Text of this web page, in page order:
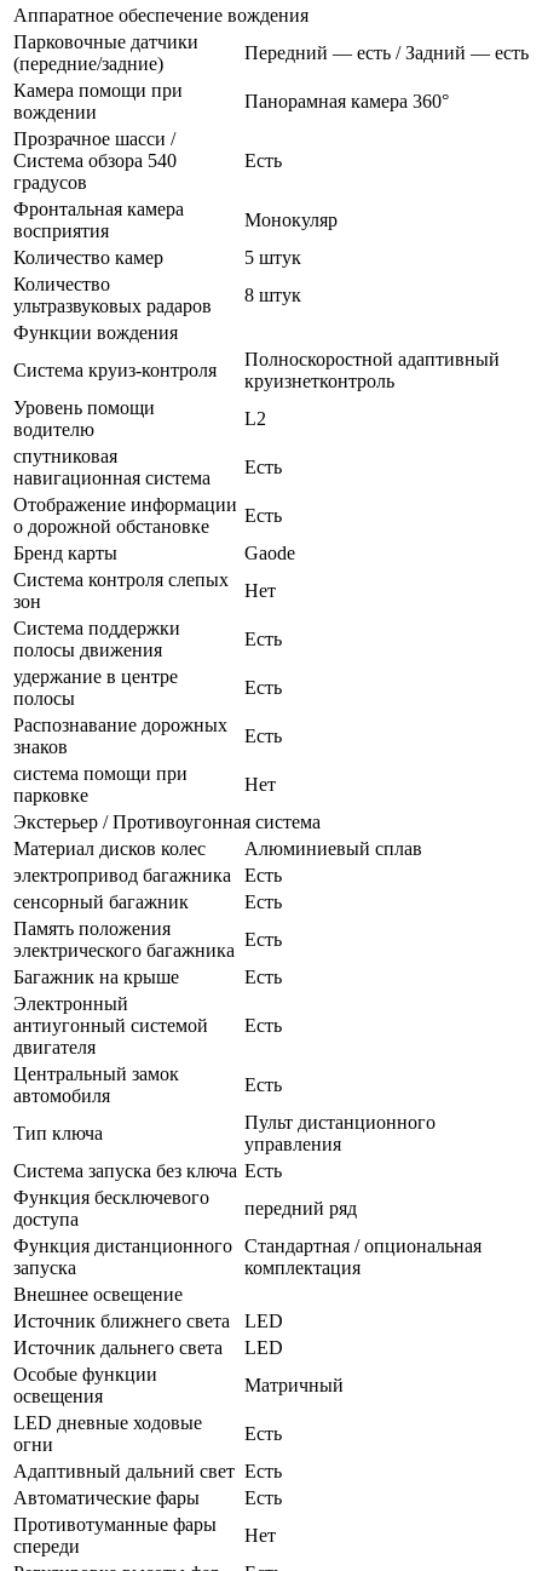
Аппаратное обеспечение вождения
Парковочные датчики
(передние/задние)
Передний — есть / Задний — есть
Камера помощи при
вождении
Панорамная камера 360°
Прозрачное шасси /
Система обзора 540
градусов
Есть
Фронтальная камера
восприятия
Монокуляр
Количество камер
5 штук
Количество
ультразвуковых радаров
8 штук
Функции вождения
Система круиз-контроля
Полноскоростной адаптивный
круизнетконтроль
Уровень помощи
водителю
L2
спутниковая
навигационная система
Есть
Отображение информации
о дорожной обстановке
Есть
Бренд карты
Gaode
Система контроля слепых
зон
Нет
Система поддержки
полосы движения
Есть
удержание в центре
полосы
Есть
Распознавание дорожных
знаков
Есть
система помощи при
парковке
Нет
Экстерьер / Противоугонная система
Материал дисков колес
Алюминиевый сплав
электропривод багажника
Есть
сенсорный багажник
Есть
Память положения
электрического багажника
Есть
Багажник на крыше
Есть
Электронный
антиугонный системой
двигателя
Есть
Центральный замок
автомобиля
Есть
Тип ключа
Пульт дистанционного
управления
Система запуска без ключа Есть
Функция бесключевого
доступа
передний ряд
Функция дистанционного
запуска
Стандартная / опциональная
комплектация
Внешнее освещение
Источник ближнего света
LED
Источник дальнего света
LED
Особые функции
освещения
Матричный
LED дневные ходовые
огни
Есть
Адаптивный дальний свет Есть
Автоматические фары
Есть
Противотуманные фары
спереди
Нет